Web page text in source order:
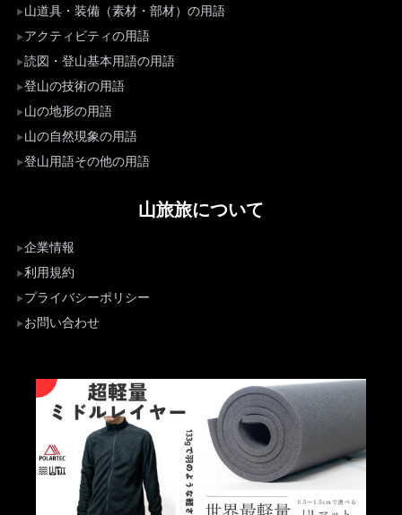
山道具・装備（素材・部材）の用語
アクティビティの用語
読図・登山基本用語の用語
登山の技術の用語
山の地形の用語
山の自然現象の用語
登山用語その他の用語
山旅旅について
企業情報
利用規約
プライバシーポリシー
お問い合わせ